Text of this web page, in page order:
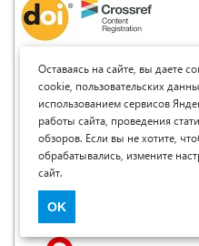
Оставаясь на сайте, вы даете
cookie, пользовательских
использованием сервисов
работы сайта, проведения
обзоров. Если вы не хотите,
обрабатывались, измените
сайт.
OK